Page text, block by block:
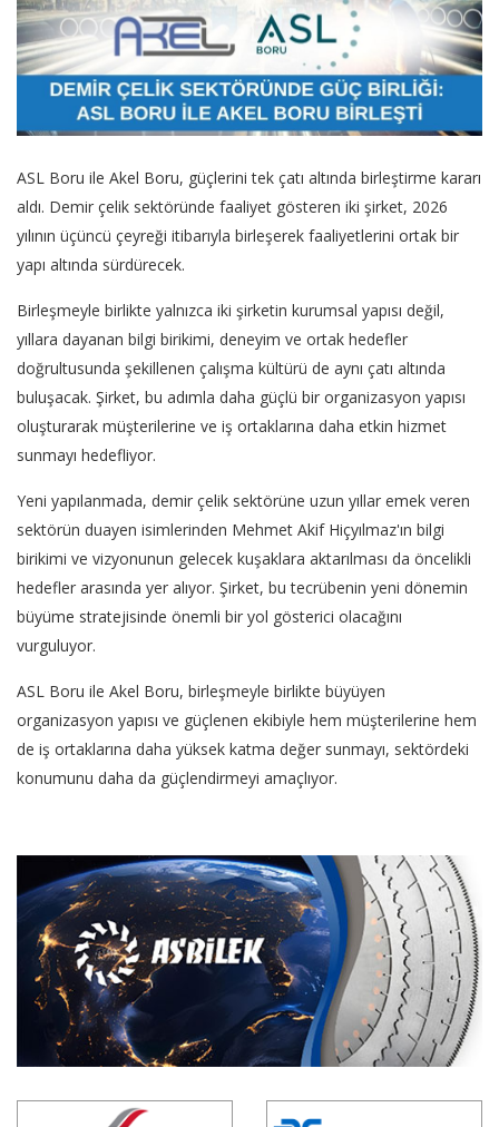
ASL Boru ile Akel Boru, güçlerini tek çatı altında birleştirme kararı
aldı. Demir çelik sektöründe faaliyet gösteren iki şirket, 2026
yılının üçüncü çeyreği itibarıyla birleşerek faaliyetlerini ortak bir
yapı altında sürdürecek.
Birleşmeyle birlikte yalnızca iki şirketin kurumsal yapısı değil,
yıllara dayanan bilgi birikimi, deneyim ve ortak hedefler
doğrultusunda şekillenen çalışma kültürü de aynı çatı altında
buluşacak. Şirket, bu adımla daha güçlü bir organizasyon yapısı
oluşturarak müşterilerine ve iş ortaklarına daha etkin hizmet
sunmayı hedefliyor.
Yeni yapılanmada, demir çelik sektörüne uzun yıllar emek veren
sektörün duayen isimlerinden Mehmet Akif Hiçyılmaz'ın bilgi
birikimi ve vizyonunun gelecek kuşaklara aktarılması da öncelikli
hedefler arasında yer alıyor. Şirket, bu tecrübenin yeni dönemin
büyüme stratejisinde önemli bir yol gösterici olacağını
vurguluyor.
ASL Boru ile Akel Boru, birleşmeyle birlikte büyüyen
organizasyon yapısı ve güçlenen ekibiyle hem müşterilerine hem
de iş ortaklarına daha yüksek katma değer sunmayı, sektördeki
konumunu daha da güçlendirmeyi amaçlıyor.